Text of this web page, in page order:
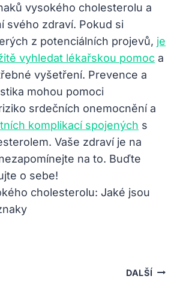
vysokého cholesterolu a
svého zdraví. Pokud si
z potenciálních projevů, je
vyhledat lékařskou pomoc a
vyšetření. Prevence a
mohou pomoci
srdečních onemocnění a
komplikací spojených s
Vaše zdraví je na
na to. Buďte
o sebe!
DALŠÍ